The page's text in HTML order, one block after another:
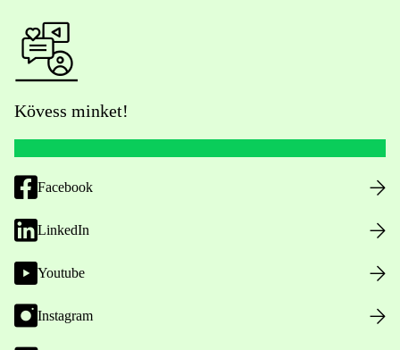
Kövess minket!
Facebook
LinkedIn
Youtube
Instagram